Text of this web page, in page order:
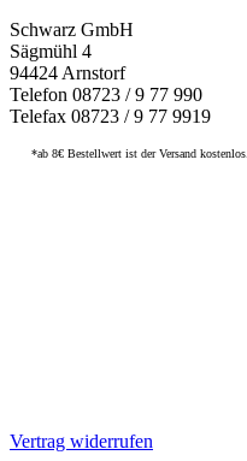
Schwarz GmbH
Sägmühl 4
94424 Arnstorf
Telefon 08723 / 9 77 990
Telefax 08723 / 9 77 9919
*ab 8€ Bestellwert ist der Versand kostenlos.
Vertrag widerrufen